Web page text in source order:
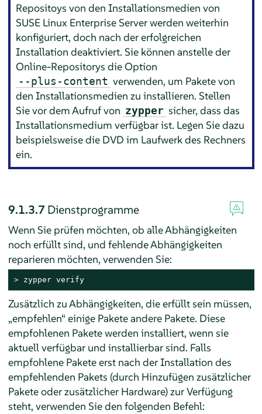
Repositoys von den Installationsmedien von
SUSE Linux Enterprise Serverwerden weiterhin
konfiguriert, doch nach der erfolgreichen
Installation deaktiviert. Sie können anstelle der
Online-Repositorys die Option
--plus-content verwenden, um Pakete von
den Installationsmedien zu installieren. Stellen
Sie vor dem Aufruf von zypper sicher, dass das
Installationsmedium verfügbar ist. Legen Sie dazu
beispielsweise die DVD im Laufwerk des Rechners
ein.
9.1.3.7 Dienstprogramme
Wenn Sie prüfen möchten, ob alle Abhängigkeiten
noch erfüllt sind, und fehlende Abhängigkeiten
reparieren möchten, verwenden Sie:
> zypper verify
Zusätzlich zu Abhängigkeiten, die erfüllt sein müssen,
„empfehlen“einige Pakete andere Pakete. Diese
empfohlenen Pakete werden installiert, wenn sie
aktuell verfügbar und installierbar sind. Falls
empfohlene Pakete erst nach der Installation des
empfehlenden Pakets (durch Hinzufügen zusätzlicher
Pakete oder zusätzlicher Hardware) zur Verfügung
steht, verwenden Sie den folgenden Befehl: